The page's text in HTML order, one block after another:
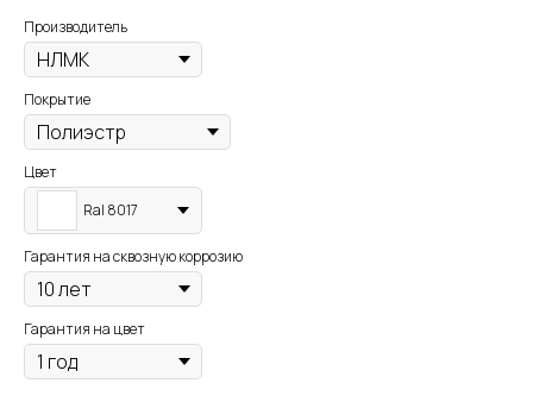
Производитель
Покрытие
Цвет
Ral 8017
Гарантия на сквозную коррозию
Гарантия на цвет